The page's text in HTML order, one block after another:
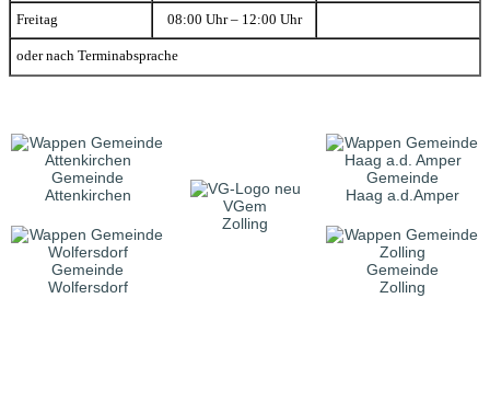
Freitag 08:00 Uhr – 12:00 Uhr
oder nach Terminabsprache
Gemeinde
Attenkirchen
VGem
Zolling
Gemeinde
Haag a.d.Amper
Gemeinde
Wolfersdorf
Gemeinde
Zolling